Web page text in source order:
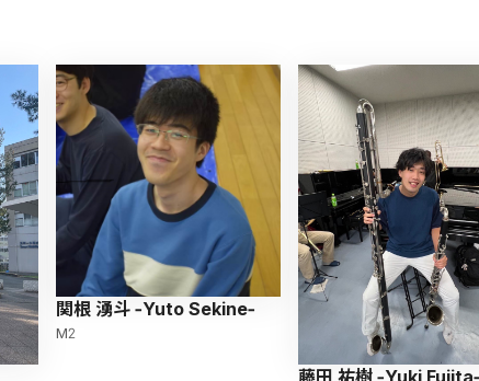
関根 湧斗 -Yuto Sekine-
M2
藤田 祐樹 -Yuki